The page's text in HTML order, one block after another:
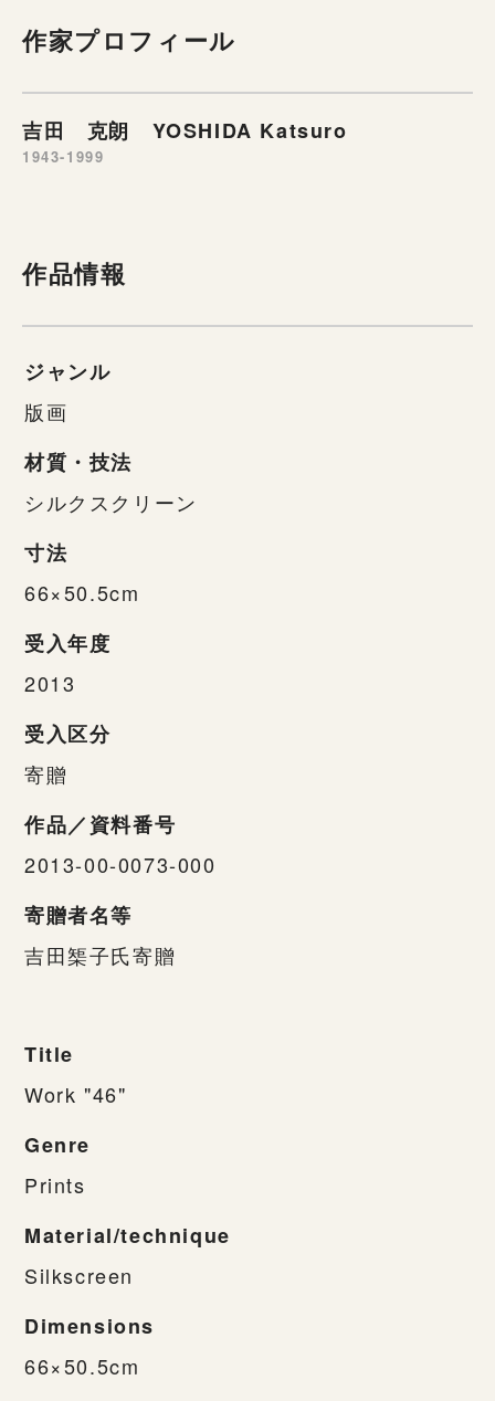
作家プロフィール
吉田 克朗 YOSHIDA Katsuro
1943-1999
作品情報
ジャンル
版画
材質・技法
シルクスクリーン
寸法
66×50.5cm
受入年度
2013
受入区分
寄贈
作品／資料番号
2013-00-0073-000
寄贈者名等
吉田榘子氏寄贈
Title
Work "46"
Genre
Prints
Material/technique
Silkscreen
Dimensions
66×50.5cm